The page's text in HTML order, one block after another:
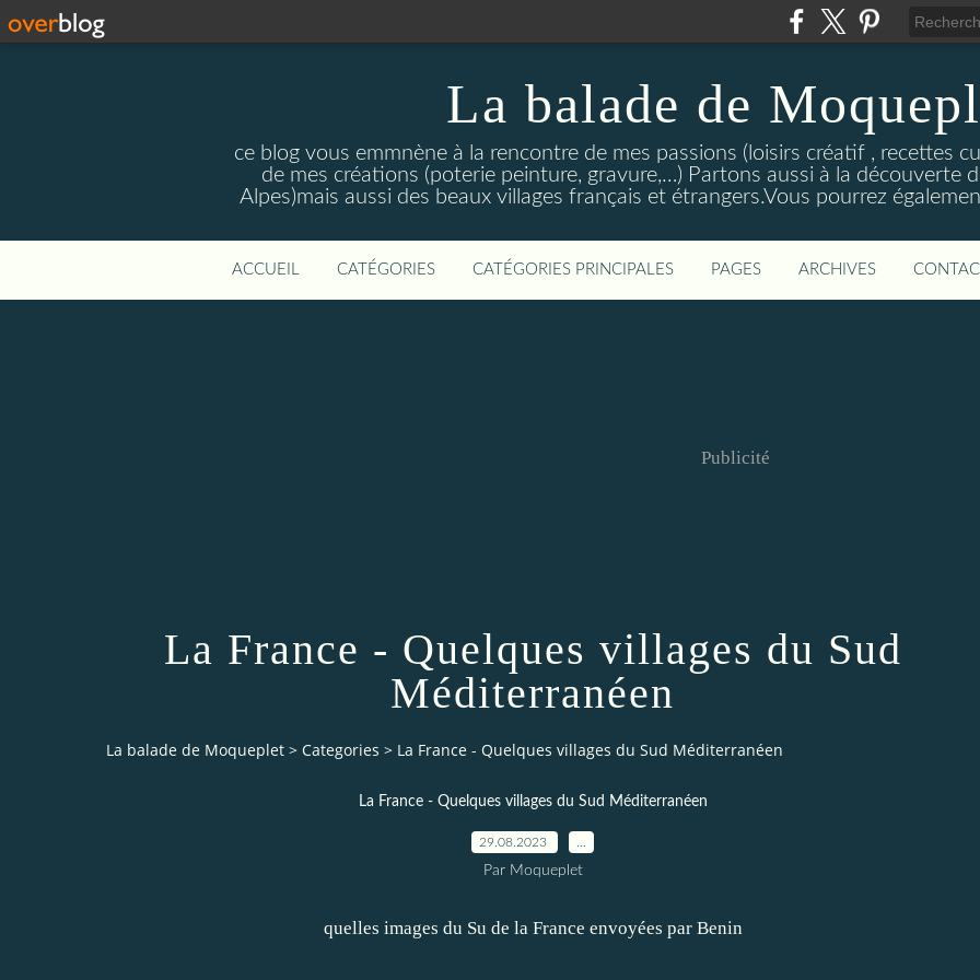
La balade de
ce blog vous emmnène à la rencontre de mes passions (loisirs créatif , recettes
de mes créations (poterie peinture, gravure,…) Partons aussi à la découverte
Alpes)mais aussi des beaux villages français et étrangers.Vous pourrez
ACCUEIL CATÉGORIES CATÉGORIES PRINCIPALES PAGES ARCHIVES
Publicité
La France - Quelques villages du Sud
Méditerranéen
La balade de Moqueplet > Categories > La France - Quelques villages du Sud Méditerranéen
La France - Quelques villages du Sud Méditerranéen
29.08.2023
Par Moqueplet
quelles images du Su de la France envoyées par Benin